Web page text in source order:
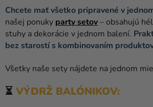
Chcete mať všetko pripravené v
našej ponuky party setov– obsahujú
stuhy a dekorácie v jednom balení.
bez starostí s kombinovaním
Všetky naše sety nájdete na jednom
⏳ VÝDRŽ BALÓNIKOV: